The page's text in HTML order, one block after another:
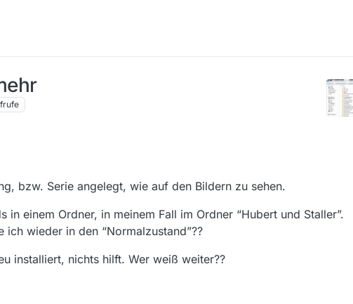
bzw. Serie angelegt, wie auf den Bildern zu sehen.
einem Ordner, in meinem Fall im Ordner “Hubert und Staller”.
wieder in den “Normalzustand”??
installiert, nichts hilft. Wer weiß weiter??